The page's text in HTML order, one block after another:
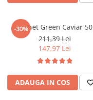
-30%
Pachet Green Caviar 50
211,39 Lei
147,97 Lei
ADAUGA IN COS